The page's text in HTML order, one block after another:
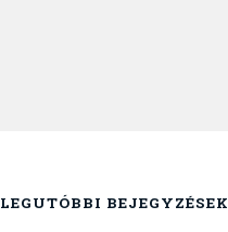
LEGUTÓBBI BEJEGYZÉSEK